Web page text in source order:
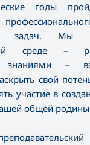
годы
задач.
среде –
знаниями –
свой
участие в
общей